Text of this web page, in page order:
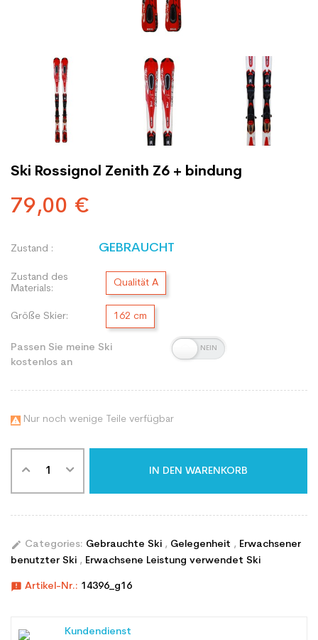
Ski Rossignol Zenith Z6 + bindung
79,00 €
Zustand : GEBRAUCHT
Zustand des
Materials:
Qualität A
Größe Skier: 162 cm
Passen Sie meine Ski
kostenlos an
 Nur noch wenige Teile verfügbar
IN DEN WARENKORB
edit Categories: Gebrauchte Ski , Gelegenheit , Erwachsener
benutzter Ski , Erwachsene Leistung verwendet Ski
announcement Artikel-Nr.: 14396_g16
Kundendienst